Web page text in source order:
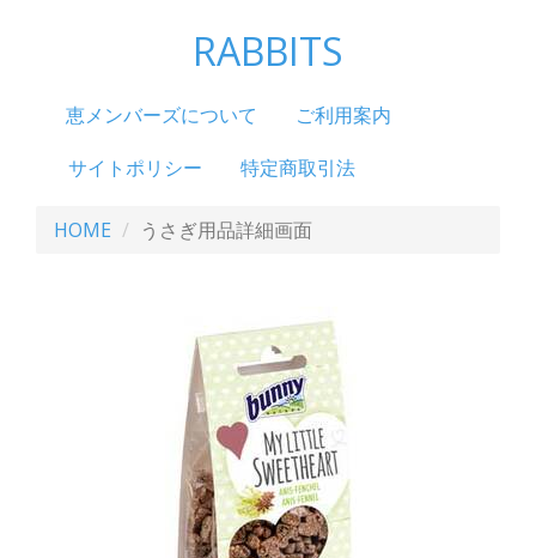
RABBITS
恵メンバーズについて
ご利用案内
サイトポリシー
特定商取引法
HOME うさぎ用品詳細画面